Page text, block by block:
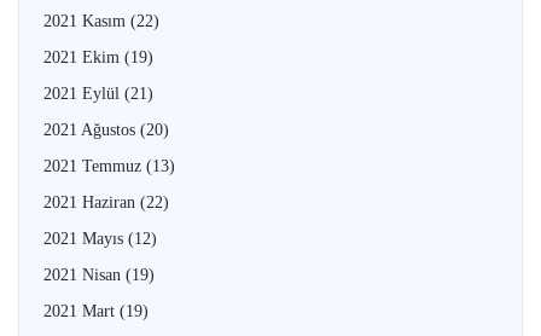
2021 Kasım (22)
2021 Ekim (19)
2021 Eylül (21)
2021 Ağustos (20)
2021 Temmuz (13)
2021 Haziran (22)
2021 Mayıs (12)
2021 Nisan (19)
2021 Mart (19)